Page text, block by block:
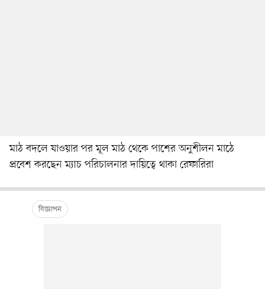
মাঠ বদলে যাওয়ার পর মূল মাঠ থেকে পাশের অনুশীলন মাঠে
প্রবেশ করছেন ম্যাচ পরিচালনার দায়িত্বে থাকা রেফারিরা